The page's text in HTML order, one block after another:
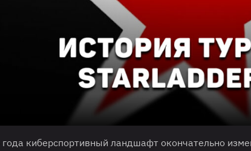
киберспортивный ландшафт окончательно